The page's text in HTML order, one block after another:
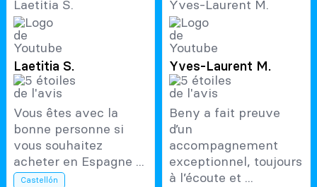
Laetitia S.
Vous êtes avec la
bonne personne si
vous souhaitez
acheter en Espagne ...
Castellón
Yves-Laurent M.
Beny a fait preuve
d’un
accompagnement
exceptionnel, toujours
à l’écoute et ...